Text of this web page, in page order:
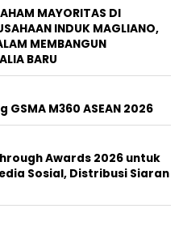
MAYORITAS DI
INDUK MAGLIANO,
MEMBANGUN
BARU
M360 ASEAN 2026
Awards 2026 untuk
Sosial, Distribusi Siaran